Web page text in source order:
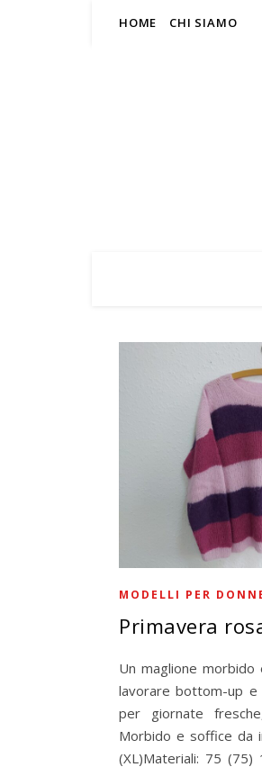
HOME CHI SIAMO
MODELLI PER
Primavera
Un maglione
lavorare bottom-up
per giornate
Morbido e soffice da
(XL)Materiali: 75